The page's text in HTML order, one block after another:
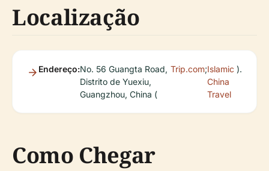
Localização
Endereço:No. 56 Guangta Road,
Distrito de Yuexiu,
Guangzhou, China (
Trip.com;Islamic
China
Travel
).
Como Chegar